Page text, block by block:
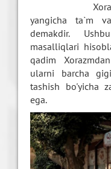
yangicha ta`m
demakdir.
masalliqlari
qadim
ularni barcha
tashish bo'yicha
ega.